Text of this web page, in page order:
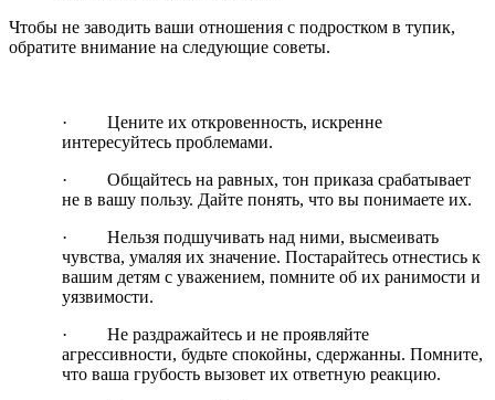
Чтобы не заводить ваши отношения с подростком в тупик,
обратите внимание на следующие советы.
· Цените их откровенность, искренне
интересуйтесь проблемами.
· Общайтесь на равных, тон приказа срабатывает
не в вашу пользу. Дайте понять, что вы понимаете их.
· Нельзя подшучивать над ними, высмеивать
чувства, умаляя их значение. Постарайтесь отнестись к
вашим детям с уважением, помните об их ранимости и
уязвимости.
· Не раздражайтесь и не проявляйте
агрессивности, будьте спокойны, сдержанны. Помните,
что ваша грубость вызовет их ответную реакцию.